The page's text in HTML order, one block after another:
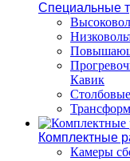
Специальные
Кавик
Комплектные
Камеры